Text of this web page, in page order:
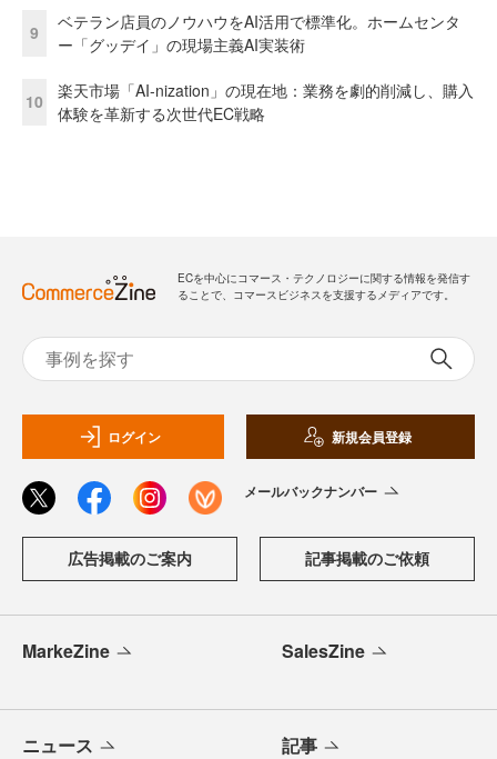
9
ベテラン店員のノウハウをAI活用で標準化。ホームセンタ
ー「グッデイ」の現場主義AI実装術
10
楽天市場「AI-nization」の現在地：業務を劇的削減し、購入
体験を革新する次世代EC戦略
ECを中心にコマース・テクノロジーに関する情報を発信す
ることで、コマースビジネスを支援するメディアです。
ログイン 新規会員登録
メールバックナンバー
広告掲載のご案内 記事掲載のご依頼
MarkeZine SalesZine
ニュース 記事